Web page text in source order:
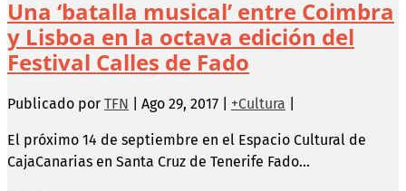
Una ‘batalla musical’ entre Coimbra
y Lisboa en la octava edición del
Festival Calles de Fado
Publicado por TFN Ago 29, 2017 +Cultura
El próximo 14 de septiembre en el Espacio Cultural de
CajaCanarias en Santa Cruz de Tenerife Fado...